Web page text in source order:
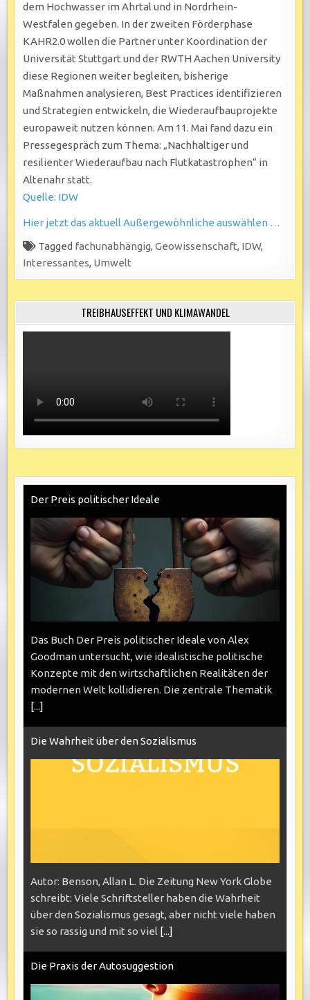
dem Hochwasser im Ahrtal und in Nordrhein-
Westfalen gegeben. In der zweiten Förderphase
KAHR2.0 wollen die Partner unter Koordination der
Universität Stuttgart und der RWTH Aachen University
diese Regionen weiter begleiten, bisherige
Maßnahmen analysieren, Best Practices identifizieren
und Strategien entwickeln, die Wiederaufbauprojekte
europaweit nutzen können. Am 11. Mai fand dazu ein
Pressegespräch zum Thema: „Nachhaltiger und
resilienter Wiederaufbau nach Flutkatastrophen“ in
Altenahr statt.
Quelle: IDW
Hier jetzt das aktuell Außergewöhnliche auswählen …
Tagged fachunabhängig,Geowissenschaft, IDW,
Interessantes, Umwelt
TREIBHAUSEFFEKT UND KLIMAWANDEL
Der Preis politischer Ideale
Das Buch Der Preis politischer Ideale von Alex
Goodman untersucht, wie idealistische politische
Konzepte mit den wirtschaftlichen Realitäten der
modernen Welt kollidieren. Die zentrale Thematik
[...]
Die Wahrheit über den Sozialismus
Autor: Benson, Allan L. Die Zeitung New York Globe
schreibt: Viele Schriftsteller haben die Wahrheit
über den Sozialismus gesagt, aber nicht viele haben
sie so rassig und mit so viel [...]
Die Praxis der Autosuggestion